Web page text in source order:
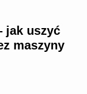
jak uszyć
maszyny